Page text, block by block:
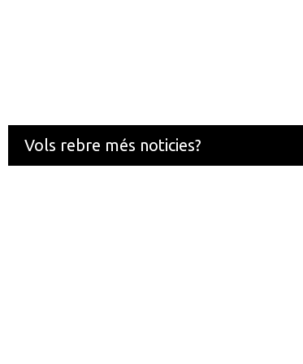
Vols rebre més noticies?